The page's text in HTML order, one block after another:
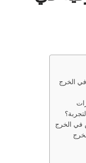
الخرج
في الخرج